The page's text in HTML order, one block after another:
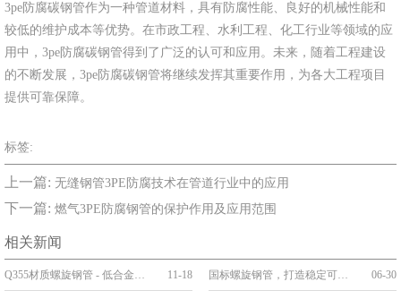
3pe防腐碳钢管作为一种管道材料，具有防腐性能、良好的机械性能和
较低的维护成本等优势。在市政工程、水利工程、化工行业等领域的应
用中，3pe防腐碳钢管得到了广泛的认可和应用。未来，随着工程建设
的不断发展，3pe防腐碳钢管将继续发挥其重要作用，为各大工程项目
提供可靠保障。
标签:
上一篇: 无缝钢管3PE防腐技术在管道行业中的应用
下一篇: 燃气3PE防腐钢管的保护作用及应用范围
相关新闻
Q355材质螺旋钢管 - 低合金高强度工程优选管道 11-18 国标螺旋钢管，打造稳定可靠的管道工程 06-30